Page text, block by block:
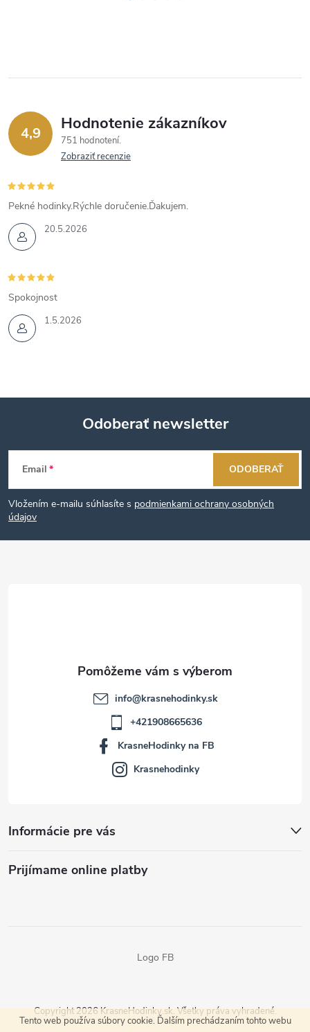
Tento web používa súbory cookie. Ďalším prechádzaním tohto webu
4,9 Hodnotenie zákazníkov
751 hodnotení
Zobraziť recenzie
20.5.2026
Pekné hodinky.Rýchle doručenie.Ďakujem.
1.5.2026
Spokojnost
Z
á
p
Odoberať newsletter
Email
Vložením e-mailu súhlasíte s podmienkami ochrany osobných
údajov
ODOBERAŤ
Informácie pre vás
Prijímame online platby
info@krasnehodinky.sk
+421908665636
KrasneHodinky na FB
Krasnehodinky
Logo FB
Copyright 2026 KrasneHodinky.sk. Všetky práva vyhradené.